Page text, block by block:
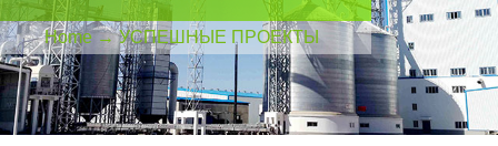
Home →УСПЕШНЫЕ ПРОЕКТЫ